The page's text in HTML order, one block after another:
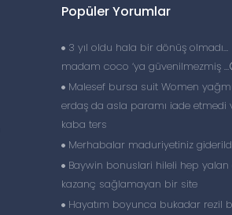
Popüler Yorumlar
3 yıl oldu hala bir dönüş olmadı…
madam coco ‘ya güvenilmezmiş
Malesef bursa suit Women
erdaş da asla paramı iade etmedi
kaba ters
Merhabalar maduriyetiniz
Baywin bonuslari hileli hep yalan
kazanç sağlamayan bir site
Hayatım boyunca bukadar rezil